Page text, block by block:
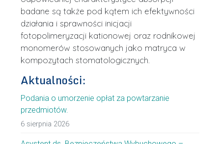
badane są także pod kątem ich efektywności
działania i sprawności inicjacji
fotopolimeryzacji kationowej oraz rodnikowej
monomerów stosowanych jako matryca w
kompozytach stomatologicznych.
Aktualności:
Podania o umorzenie opłat za powtarzanie
przedmiotów.
6 sierpnia 2026